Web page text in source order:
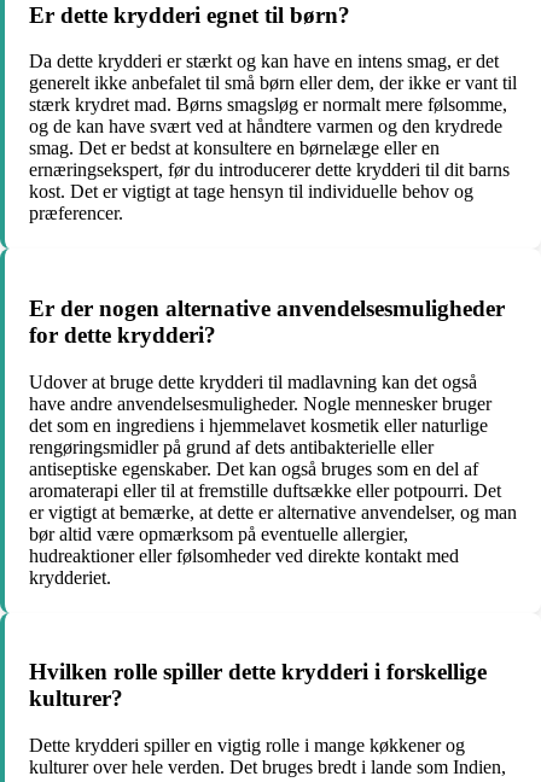
Er dette krydderi egnet til børn?
Da dette krydderi er stærkt og kan have en intens smag, er det
generelt ikke anbefalet til små børn eller dem, der ikke er vant til
stærk krydret mad. Børns smagsløg er normalt mere følsomme,
og de kan have svært ved at håndtere varmen og den krydrede
smag. Det er bedst at konsultere en børnelæge eller en
ernæringsekspert, før du introducerer dette krydderi til dit barns
kost. Det er vigtigt at tage hensyn til individuelle behov og
præferencer.
Er der nogen alternative anvendelsesmuligheder
for dette krydderi?
Udover at bruge dette krydderi til madlavning kan det også
have andre anvendelsesmuligheder. Nogle mennesker bruger
det som en ingrediens i hjemmelavet kosmetik eller naturlige
rengøringsmidler på grund af dets antibakterielle eller
antiseptiske egenskaber. Det kan også bruges som en del af
aromaterapi eller til at fremstille duftsække eller potpourri. Det
er vigtigt at bemærke, at dette er alternative anvendelser, og man
bør altid være opmærksom på eventuelle allergier,
hudreaktioner eller følsomheder ved direkte kontakt med
krydderiet.
Hvilken rolle spiller dette krydderi i forskellige
kulturer?
Dette krydderi spiller en vigtig rolle i mange køkkener og
kulturer over hele verden. Det bruges bredt i lande som Indien,